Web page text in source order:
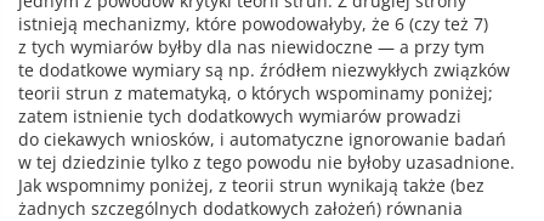
istnieją mechanizmy, które powodowałyby, że 6 (czy też 7)
z tych wymiarów byłby dla nas niewidoczne — a przy tym
te dodatkowe wymiary są np. źródłem niezwykłych związków
teorii strun z matematyką, o których wspominamy poniżej;
zatem istnienie tych dodatkowych wymiarów prowadzi
do ciekawych wniosków, i automatyczne ignorowanie badań
w tej dziedzinie tylko z tego powodu nie byłoby uzasadnione.
Jak wspomnimy poniżej, z teorii strun wynikają także (bez
żadnych szczególnych dodatkowych założeń) równania